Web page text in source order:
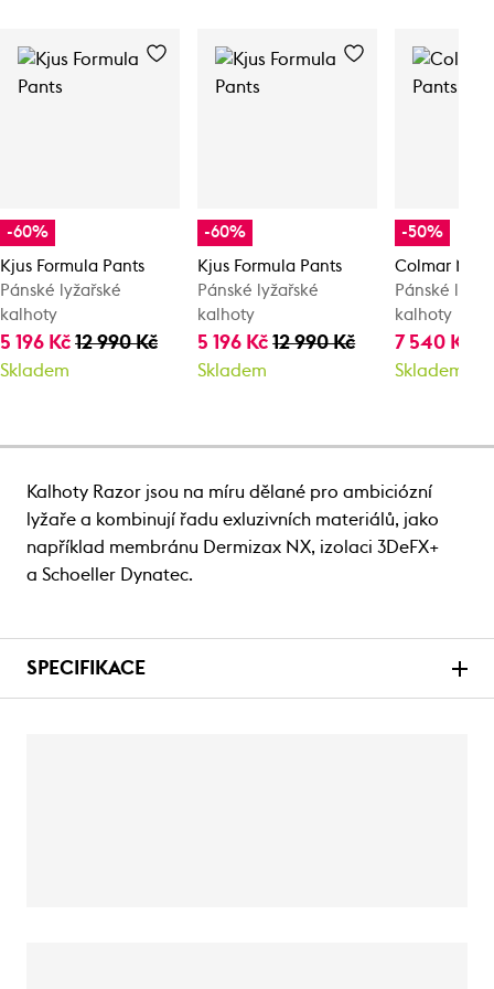
-60%
Kjus Formula Pants
Pánské lyžařské
kalhoty
5 196 Kč 12 990 Kč
Skladem
-60%
Kjus Formula Pants
Pánské lyžařské
kalhoty
5 196 Kč12 990 Kč
Skladem
-50%
Colmar
Pánské
kalhoty
7 540 Kč
Skladem
Kalhoty Razor jsou na míru dělané pro ambiciózní
lyžaře a kombinují řadu exluzivních materiálů, jako
například membránu Dermizax NX, izolaci 3DeFX+
a Schoeller Dynatec.
SPECIFIKACE